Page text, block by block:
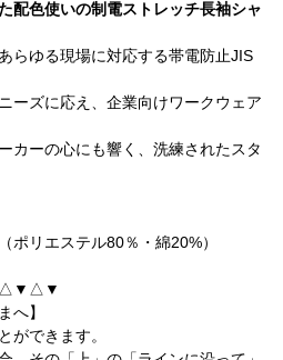
配色使いの制電ストレッチ長袖シャ
らゆる現場に対応する帯電防止JIS
ーズに応え、企業向けワークウェア
カーの心にも響く、洗練されたスタ
ポリエステル80％・綿20%）
へ】
ができます。